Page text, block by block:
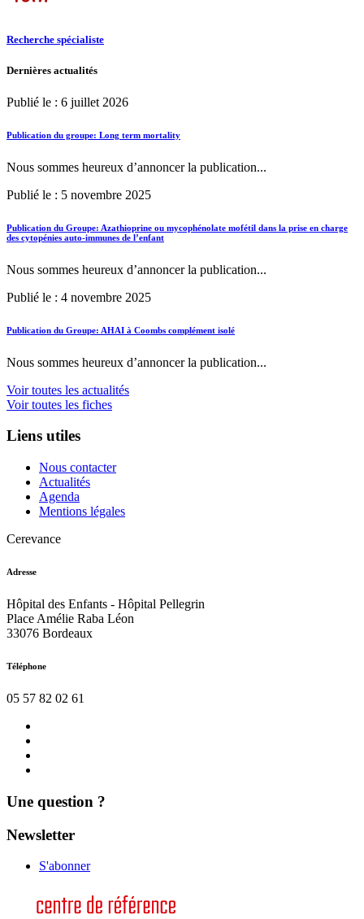
Recherche spécialiste
Dernières actualités
Publié le : 6 juillet 2026
Publication du groupe: Long term mortality
Nous sommes heureux d’annoncer la publication...
Publié le : 5 novembre 2025
Publication du Groupe: Azathioprine ou mycophénolate mofétil dans la prise en charge
des cytopénies auto-immunes de l’enfant
Nous sommes heureux d’annoncer la publication...
Publié le : 4 novembre 2025
Publication du Groupe: AHAI à Coombs complément isolé
Nous sommes heureux d’annoncer la publication...
Voir toutes les actualités
Voir toutes les fiches
Liens utiles
Nous contacter
Actualités
Agenda
Mentions légales
Cerevance
Adresse
Hôpital des Enfants - Hôpital Pellegrin
Place Amélie Raba Léon
33076 Bordeaux
Téléphone
05 57 82 02 61
Une question ?
Newsletter
S'abonner